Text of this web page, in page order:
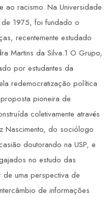
ao racismo. Na Universidade
de 1975, foi fundado o
recentemente estudado
Martins da Silva.1 O Grupo,
por estudantes da
redemocratização política
pioneira de
coletivamente através
Nascimento, do sociólogo
doutorando na USP, e
no estudo das
uma perspectiva de
de informações